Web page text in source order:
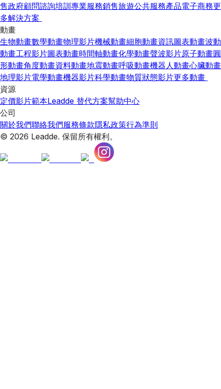
售政府顧問諮詢培訓專業服務銷售旅遊公共服務產品電子商務更
多解決方案
動畫
生物動畫數學動畫物理影片機械動畫細胞動畫資訊圖表動畫波動
動畫工程影片圖表動畫時間軸動畫化學動畫聲波影片原子動畫圓
形動畫角度動畫資料動畫地震動畫呼吸動畫機器人動畫心臟動畫
地理影片電學動畫機器影片科學動畫物質狀態影片更多動畫
資源
定價影片範本Leadde 替代方案幫助中心
公司
關於我們聯絡我們服務條款隱私政策行為準則
© 2026 Leadde. 保留所有權利。